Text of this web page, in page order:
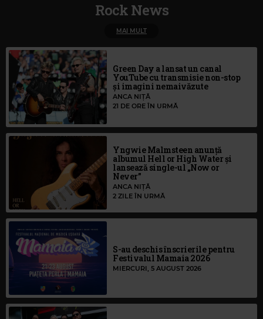
Rock News
MAI MULT
Green Day a lansat un canal
YouTube cu transmisie non-stop
și imagini nemaivăzute
ANCA NIȚĂ
21 DE ORE ÎN URMĂ
Yngwie Malmsteen anunță
albumul Hell or High Water și
lansează single-ul „Now or
Never”
ANCA NIȚĂ
2 ZILE ÎN URMĂ
S-au deschis înscrierile pentru
Festivalul Mamaia 2026
MIERCURI, 5 AUGUST 2026